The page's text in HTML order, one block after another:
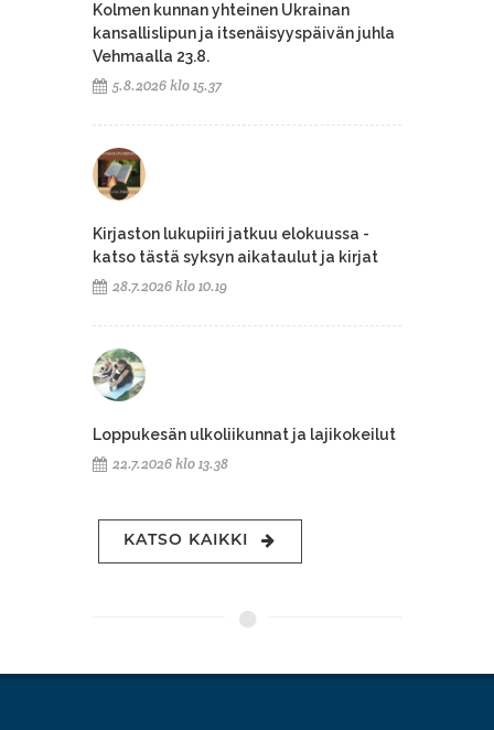
Kolmen kunnan yhteinen Ukrainan
kansallislipun ja itsenäisyyspäivän juhla
Vehmaalla 23.8.
5.8.2026 klo 15.37
Kirjaston lukupiiri jatkuu elokuussa -
katso tästä syksyn aikataulut ja kirjat
28.7.2026 klo 10.19
Loppukesän ulkoliikunnat ja lajikokeilut
22.7.2026 klo 13.38
KATSO KAIKKI